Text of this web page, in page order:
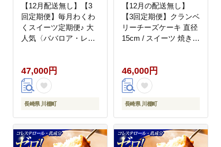
【12月配送無し】【3
回定期便】毎月わくわ
くスイーツ定期便♪ 大
人気〈ババロア・レア
ル・リアン】[OAD011]
/ スイーツ 焼菓子 焼き
菓子 洋菓子
47,000円
長崎県 川棚町
【12月の配送無し】
【3回定期便】クランベ
リーチーズケーキ 直径
15cm / スイーツ 焼き菓
[OAD007]
46,000円
長崎県 川棚町